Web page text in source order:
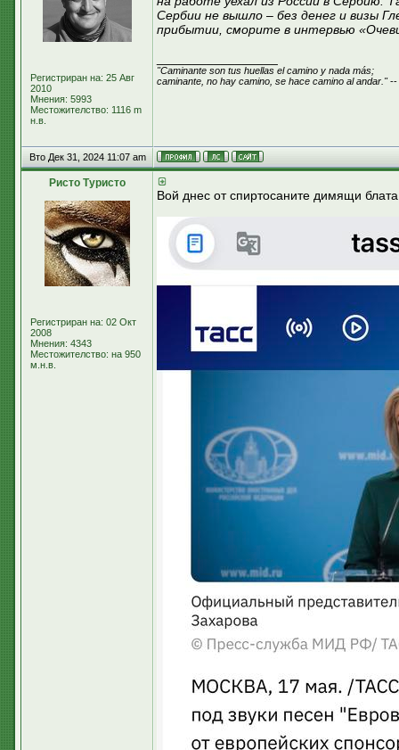
Регистриран на: 25 Авг
2010
Мнения: 5993
Местожителство: 1116 m
н.в.
Сербии не вышло – без денег и визы
прибытии, сморите в интервью
"Caminante son tus huellas el camino y nada más;
caminante, no hay camino, se hace camino al andar."--
Вто Дек 31, 2024 11:07 am
Ристо Туристо
Регистриран на: 02 Окт
2008
Мнения: 4343
Местожителство: на 950
м.н.в.
Вой днес от спиртосаните димящи